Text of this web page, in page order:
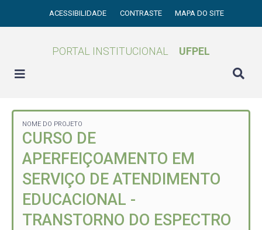
ACESSIBILIDADE CONTRASTE MAPA DO SITE
PORTAL INSTITUCIONAL UFPEL
NOME DO PROJETO
CURSO DE
APERFEIÇOAMENTO EM
SERVIÇO DE ATENDIMENTO
EDUCACIONAL -
TRANSTORNO DO ESPECTRO